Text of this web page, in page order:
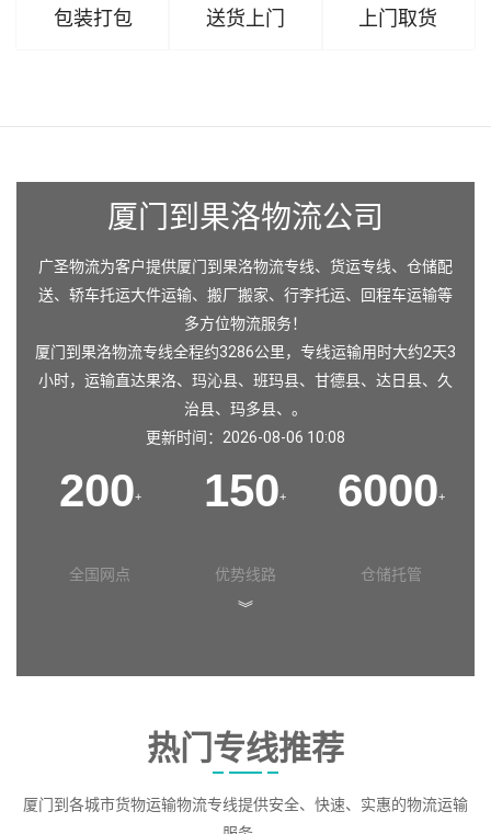
包装打包 送货上门 上门取货
厦门到果洛物流公司
广圣物流为客户提供厦门到果洛物流专线、货运专线、仓储配
送、轿车托运大件运输、搬厂搬家、行李托运、回程车运输等
多方位物流服务！
厦门到果洛物流专线全程约3286公里，专线运输用时大约2天3
小时，运输直达果洛、 玛沁县、 班玛县、 甘德县、 达日县、 久
治县、 玛多县、。
更新时间：2026-08-06 10:08
200+
全国网点
150+
优势线路
6000+
仓储托管
︾
热门专线推荐
厦门到各城市货物运输物流专线提供安全、快速、实惠的物流运输